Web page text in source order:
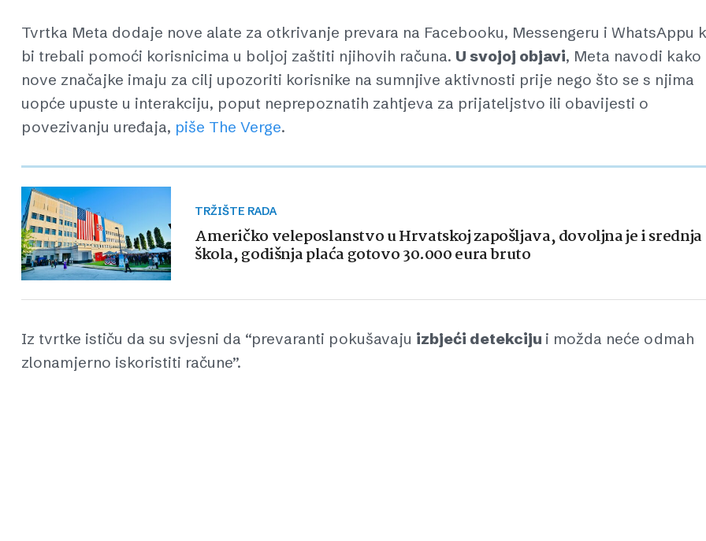
Tvrtka Meta dodaje nove alate za otkrivanje prevara na Facebooku, Messengeru i WhatsAppu
bi trebali pomoći korisnicima u boljoj zaštiti njihovih računa. U svojoj objavi, Meta navodi kako
nove značajke imaju za cilj upozoriti korisnike na sumnjive aktivnosti prije nego što se s njima
uopće upuste u interakciju, poput neprepoznatih zahtjeva za prijateljstvo ili obavijesti o
povezivanju uređaja, piše The Verge.
TRŽIŠTE RADA
Američko veleposlanstvo u Hrvatskoj zapošljava, dovoljna je i srednja
škola, godišnja plaća gotovo 30.000 eura bruto
Iz tvrtke ističu da su svjesni da “prevaranti pokušavaju izbjeći detekciju i možda neće odmah
zlonamjerno iskoristiti račune”.